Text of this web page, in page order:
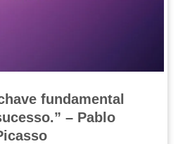
fundamental
– Pablo